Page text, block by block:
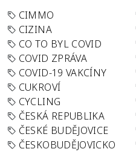
CIMMO
CIZINA
CO TO BYL COVID
COVID ZPRÁVA
COVID-19 VAKCÍNY
CUKROVÍ
CYCLING
ČESKÁ REPUBLIKA
ČESKÉ BUDĚJOVICE
ČESKOBUDĚJOVICKO